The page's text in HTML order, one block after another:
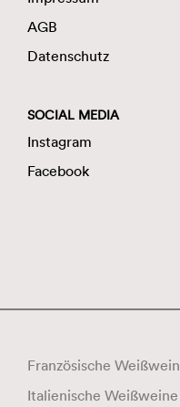
AGB
Datenschutz
SOCIAL MEDIA
Instagram
Facebook
Französische
Italienische Weißweine